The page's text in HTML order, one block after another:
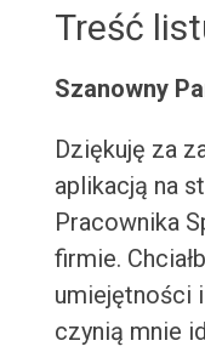
Treść
Szanowny
Dziękuję za
aplikacją na
Pracownika
firmie.
umiejętności
czynią mnie